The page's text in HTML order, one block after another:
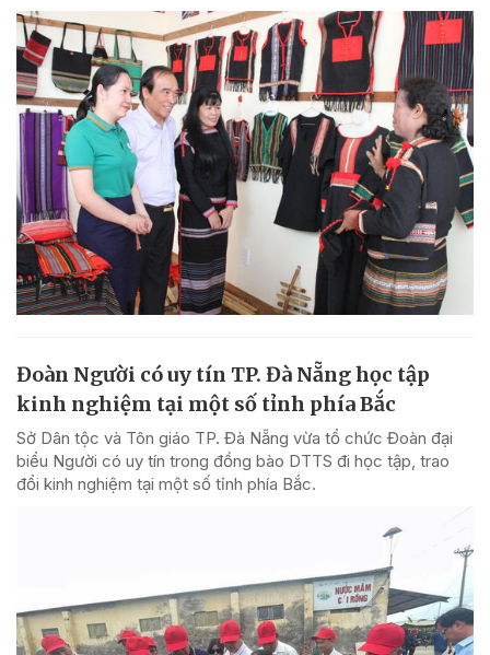
Đoàn Người có uy tín TP. Đà Nẵng học tập
kinh nghiệm tại một số tỉnh phía Bắc
Sở Dân tộc và Tôn giáo TP. Đà Nẵng vừa tổ chức Đoàn đại
biểu Người có uy tín trong đồng bào DTTS đi học tập, trao
đổi kinh nghiệm tại một số tỉnh phía Bắc.